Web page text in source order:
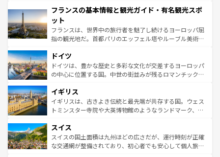
ませてくれるイタリアで、忘れられない旅をしてみよう！
なお、新着のイタリア情報は
しい。
文化が根付くこの国では、情熱的なフラメンコ、熱気あふ
れる闘牛、そして美味しいタパスが生活の一部となってい
る。首都マドリードの洗練された雰囲気や、バルセロナの
アートに溢れた街角から、地方では古代ローマ遺跡や中世
せる。地方によって風土や気候が異なるスペインはその個
性で訪れる人を魅了する。 なお、新着のスペイン情報は コ
ンテンツ一覧を参照してほしい。
フランスの基本情報と観光ガイド・有名観光スポ
ット
フランスは、世界中の旅行者を魅了し続けるヨーロッパ屈
指の観光地だ。首都パリのエッフェル塔やルーブル美術館
で、幅広い魅力が詰まっている。華麗な宮殿、歴史的な大
聖堂、美しいビーチ、そして豊かな自然が、訪れる者を心
から魅了する。また、フランスは美食の国としても知ら
いる。シャンパンの発祥地であるランス、プロヴァンスの
香り高いラベンダー畑など、多彩な楽しみ方が可能だ。さ
らに、パリ以外の地域にも魅力が溢れており、どの街角に
れる地方に足を運ぶとそれぞれで全く異なる文化を体験で
きるだろう。 なお、新着のフランス情報はコンテンツ一覧
を参照してほしい。
ドイツ
ドイツは、豊かな歴史と多彩な文化が交差するヨーロッパ
の中心に位置する国。中世の街並みが残るロマンチック街
顔を持つこの国は、どこを歩いても飽きることがない。ベ
ルリンの文化的活気、バイエルン州のアルプスの絶景、そ
してライン川沿いのワイン畑といった風景は必見。ビール
は、お酒好きな人にはぜひ体験してほしい。 なお、新着の
ドイツ情報はコンテンツ一覧を参照してほしい。
イギリス
イギリスは、古きよき伝統と最先端が共存する国。ウェス
トミンスター寺院や大英博物館のようなランドマーク、歴
リアごとに異なる魅力がある。また、優雅なアフタヌーン
ティー、ビール好きにはたまらない英国パブ、サッカー観
戦など、本場だからこそできる体験も豊富。イギリスを旅
スイス
スイスの国土面積は九州ほどの広さだが、運行時刻が正確
な交通網が整備されており、初心者でも安心して個人旅行